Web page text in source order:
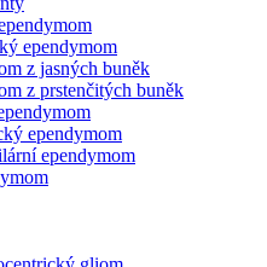
ependymom
z jasných buněk
z prstenčitých buněk
ependymom
ependymom